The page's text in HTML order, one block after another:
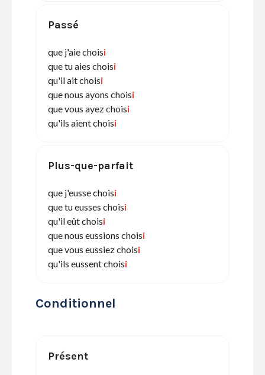
Passé
que j'aie choisi
que tu aies choisi
qu'il ait choisi
que nous ayons choisi
que vous ayez choisi
qu'ils aient choisi
Plus-que-parfait
que j'eusse choisi
que tu eusses choisi
qu'il eût choisi
que nous eussions choisi
que vous eussiez choisi
qu'ils eussent choisi
Conditionnel
Présent